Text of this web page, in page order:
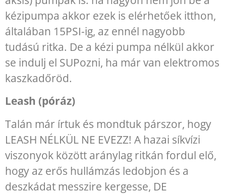
kézipumpa akkor ezek is elérhetőek itthon,
általában 15PSI-ig, az ennél nagyobb
tudású ritka. De a kézi pumpa nélkül akkor
se indulj el SUPozni, ha már van elektromos
kaszkadőröd.
Leash (póráz)
Talán már írtuk és mondtuk párszor, hogy
LEASH NÉLKÜL NE EVEZZ! A hazai síkvízi
viszonyok között aránylag ritkán fordul elő,
hogy az erős hullámzás ledobjon és a
deszkádat messzire kergesse, DE